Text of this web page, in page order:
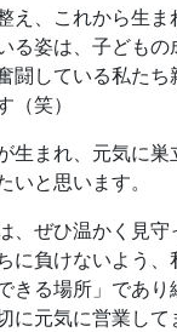
え、これから生
る姿は、子ども
闘している私た
笑）
生まれ、元気に
いと思います。
、ぜひ温かく見
に負けないよう
きる場所」であり
に元気に営業して